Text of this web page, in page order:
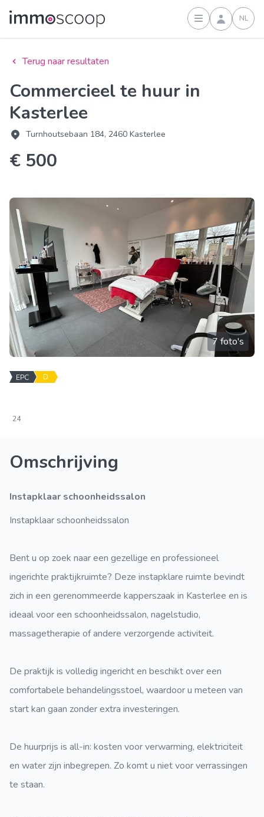
Inloggen
NL
Terug naar resultaten
Commercieel te huur in
Kasterlee
Turnhoutsebaan 184, 2460 Kasterlee
€ 500
7 foto's
EPC D
24
Omschrijving
Instapklaar schoonheidssalon
Instapklaar schoonheidssalon
Bent u op zoek naar een gezellige en professioneel
ingerichte praktijkruimte? Deze instapklare ruimte bevindt
zich in een gerenommeerde kapperszaak in Kasterlee en is
ideaal voor een schoonheidssalon, nagelstudio,
massagetherapie of andere verzorgende activiteit.
De praktijk is volledig ingericht en beschikt over een
comfortabele behandelingsstoel, waardoor u meteen van
start kan gaan zonder extra investeringen.
De huurprijs is all-in: kosten voor verwarming, elektriciteit
en water zijn inbegrepen. Zo komt u niet voor verrassingen
te staan.